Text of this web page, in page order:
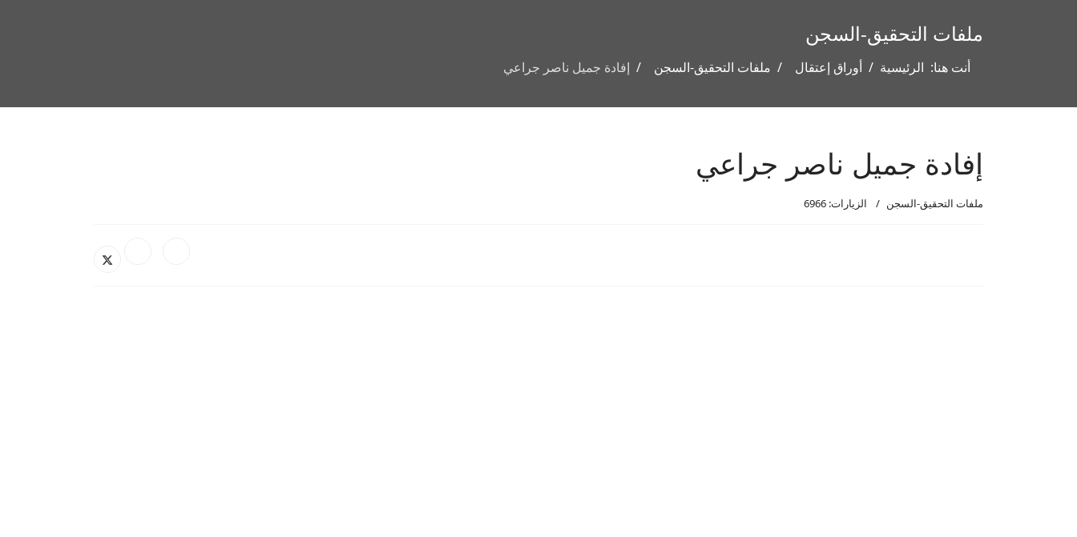
ملفات التحقيق-السجن
أنت هنا: الرئيسية أوراق إعتقال ملفات التحقيق-السجن إفادة جميل ناصر جراعي
إفادة جميل ناصر جراعي
ملفات التحقيق-السجن الزيارات: 6966